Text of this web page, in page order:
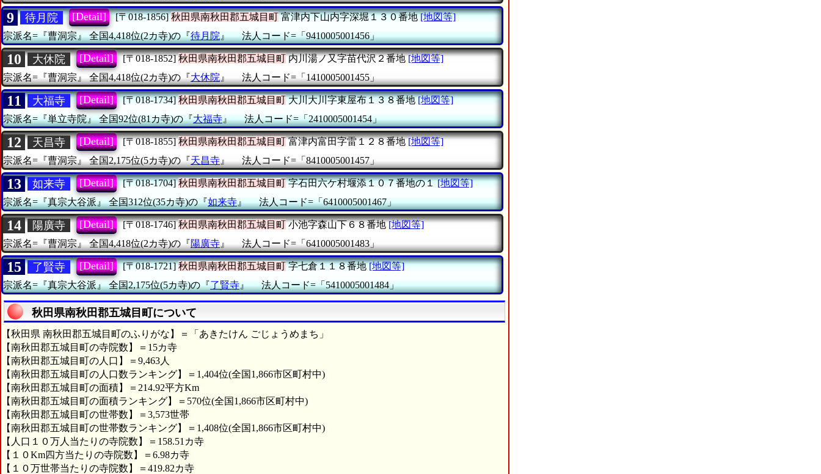
9 待月院 [Detail] [〒018-1856] 秋田県南秋田郡五城目町富津内下山内字深堀１３０番地 [地図等]
宗派名=『曹洞宗』 全国4,418位(2カ寺)の『待月院』 法人コード=「9410005001456」
10 大休院 [Detail] [〒018-1852] 秋田県南秋田郡五城目町内川湯ノ又字苗代沢２番地 [地図等]
宗派名=『曹洞宗』
全国4,418位(2カ寺)の『大休院 』 法人コード=「1410005001455」
11 大福寺 [Detail] [〒018-1734] 秋田県南秋田郡五城目町大川大川字東屋布１３８番地 [地図等]
宗派名=『単立寺院』 全国92位(81カ寺)の『大福寺』 法人コード=「2410005001454」
12 天昌寺 [Detail] [〒018-1855] 秋田県南秋田郡五城目町富津内富田字雷１２８番地 [地図等]
宗派名=『曹洞宗』
全国2,175位(5カ寺)の『天昌寺 』 法人コード=「8410005001457」
13 如来寺 [Detail] [〒018-1704] 秋田県南秋田郡五城目町字石田六ケ村堰添１０７番地の１ [地図等]
宗派名=『真宗大谷派』 全国312位(35カ寺)の『如来寺』 法人コード=「6410005001467」
14 陽廣寺 [Detail] [〒018-1746] 秋田県南秋田郡五城目町小池字森山下６８番地 [地図等]
宗派名=『曹洞宗』
全国4,418位(2カ寺)の『陽廣寺 』 法人コード=「6410005001483」
15 了賢寺 [Detail] [〒018-1721] 秋田県南秋田郡五城目町字七倉１１８番地 [地図等]
宗派名=『真宗大谷派』 全国2,175位(5カ寺)の『了賢寺』 法人コード=「5410005001484」
秋田県南秋田郡五城目町について
【秋田県 南秋田郡五城目町のふりがな】＝「あきたけん ごじょうめまち」
【南秋田郡五城目町の寺院数】＝15カ寺
【南秋田郡五城目町の人口】＝9,463人
【南秋田郡五城目町の人口数ランキング】＝1,404位(全国1,866市区町村中)
【南秋田郡五城目町の面積】＝214.92平方Km
【南秋田郡五城目町の面積ランキング】＝570位(全国1,866市区町村中)
【南秋田郡五城目町の世帯数】＝3,573世帯
【南秋田郡五城目町の世帯数ランキング】＝1,408位(全国1,866市区町村中)
【人口１０万人当たりの寺院数】＝158.51カ寺
【１０Km四方当たりの寺院数】＝6.98カ寺
【１０万世帯当たりの寺院数】＝419.82カ寺